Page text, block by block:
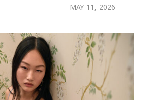
MAY 11, 2026